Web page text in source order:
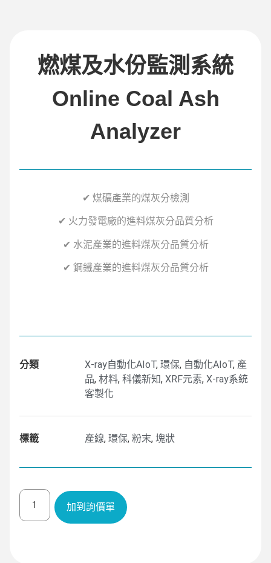
燃煤及水份監測系統
Online Coal Ash
Analyzer
✔ 煤礦產業的煤灰分檢測
✔ 火力發電廠的進料煤灰分品質分析
✔ 水泥產業的進料煤灰分品質分析
✔ 鋼鐵產業的進料煤灰分品質分析
分類 X-ray自動化AIoT, 環保, 自動化AIoT, 產
品, 材料, 科儀新知, XRF元素, X-ray系統
客製化
標籤 產線, 環保, 粉末, 塊狀
加到詢價單